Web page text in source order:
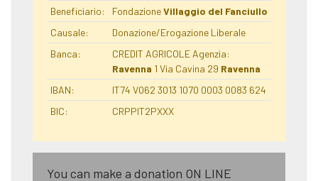
Beneficiario:
FondazioneVillaggio del Fanciullo
Causale:
Donazione/Erogazione Liberale
Banca:
CREDIT AGRICOLE Agenzia:
Ravenna 1 Via Cavina 29 Ravenna
IBAN:
IT74 V062 3013 1070 0003 0083 624
BIC:
CRPPIT2PXXX
You can make a donation ON LINE